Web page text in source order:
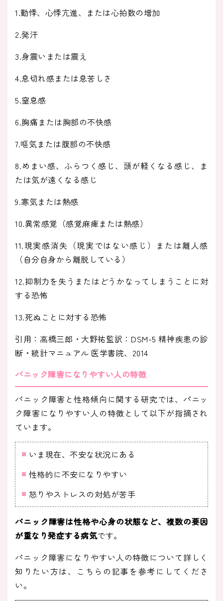
1.動悸、心悸亢進、または心拍数の増加
2.発汗
3.身震いまたは震え
4.息切れ感または息苦しさ
5.窒息感
6.胸痛または胸部の不快感
7.嘔気または腹部の不快感
8.めまい感、ふらつく感じ、頭が軽くなる感じ、ま
たは気が遠くなる感じ
9.寒気または熱感
10.異常感覚（感覚麻痺または熱感）
11.現実感消失（現実ではない感じ）または離人感
（自分自身から離脱している）
12.抑制力を失うまたはどうかなってしまうことに対
する恐怖
13.死ぬことに対する恐怖
引用：高橋三郎・大野祐監訳：DSM-5 精神疾患の診
断・統計マニュアル 医学書院、2014
パニック障害になりやすい人の特徴
パニック障害と性格傾向に関する研究では、パニッ
ク障害になりやすい人の特徴として以下が指摘され
ています。
いま現在、不安な状況にある
性格的に不安になりやすい
怒りやストレスの対処が苦手
パニック障害は性格や心身の状態など、複数の要因
が重なり発症する病気です。
パニック障害になりやすい人の特徴について詳しく
知りたい方は、こちらの記事を参考にしてくださ
い。